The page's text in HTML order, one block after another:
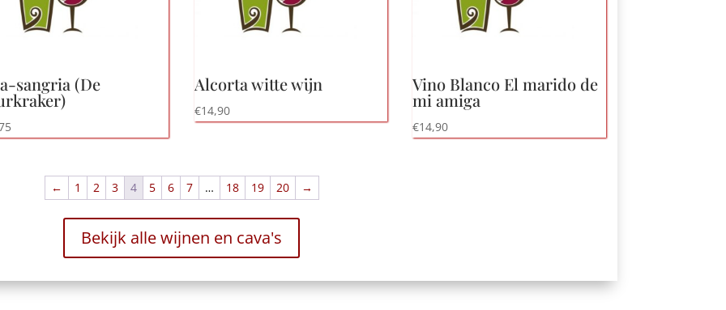
sangria (De Alcorta witte wijn
€14,90
Vino Blanco El marido de
mi amiga
€14,90
← 1 2 3 4 5 6 7 … 18 19 20 →
Bekijk alle wijnen en cava's